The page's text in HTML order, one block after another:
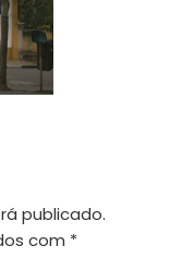
publicado.
com *